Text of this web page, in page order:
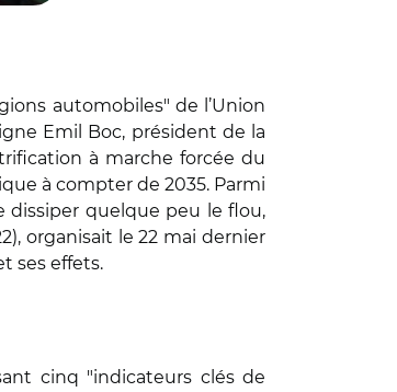
automobiles" de l’Union
Emil Boc, président de la
à marche forcée du
à compter de 2035. Parmi
dissiper quelque peu le flou,
organisait le 22 mai dernier
ses effets.
cinq "indicateurs clés de